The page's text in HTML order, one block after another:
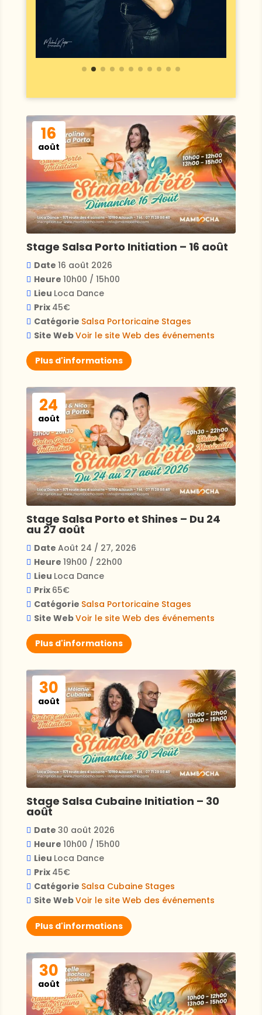
16
août
Stage Salsa Porto Initiation – 16 août
Date 16 août 2026
Heure 10h00 / 15h00
Lieu Loca Dance
Prix 45€
Catégorie Salsa Portoricaine Stages
Site WebVoir le site Web des événements
Plus d'informations
24
août
Stage Salsa Porto et Shines – Du 24
au 27 août
Date Août 24 / 27, 2026
Heure 19h00 / 22h00
Lieu Loca Dance
Prix 65€
Catégorie Salsa Portoricaine Stages
Site WebVoir le site Web des événements
Plus d'informations
30
août
Stage Salsa Cubaine Initiation – 30
août
Date 30 août 2026
Heure 10h00 / 15h00
Lieu Loca Dance
Prix 45€
Catégorie Salsa Cubaine Stages
Site WebVoir le site Web des événements
Plus d'informations
30
août